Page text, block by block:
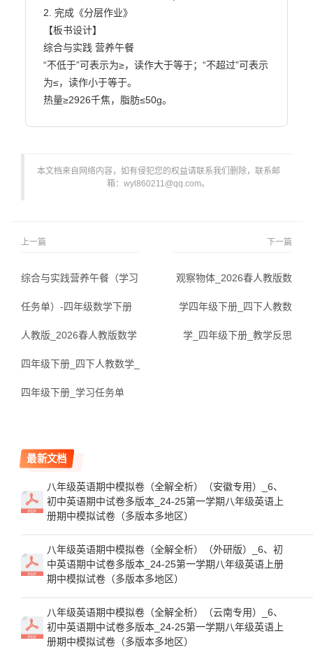
2. 完成《分层作业》
【板书设计】
综合与实践 营养午餐
“不低于”可表示为≥，读作大于等于；“不超过”可表示
为≤，读作小于等于。
热量≥2926千焦，脂肪≤50g。
本文档来自网络内容，如有侵犯您的权益请联系我们删除，联系邮
箱：wyl860211@qq.com。
上一篇
综合与实践营养午餐（学习
任务单）-四年级数学下册
人教版_2026春人教版数学
四年级下册_四下人教数学_
四年级下册_学习任务单
下一篇
观察物体_2026春人教版数
学四年级下册_四下人教数
学_四年级下册_教学反思
最新文档
八年级英语期中模拟卷（全解全析）（安徽专用）_6、
初中英语期中试卷多版本_24-25第一学期八年级英语上
册期中模拟试卷（多版本多地区）
八年级英语期中模拟卷（全解全析）（外研版）_6、初
中英语期中试卷多版本_24-25第一学期八年级英语上册
期中模拟试卷（多版本多地区）
八年级英语期中模拟卷（全解全析）（云南专用）_6、
初中英语期中试卷多版本_24-25第一学期八年级英语上
册期中模拟试卷（多版本多地区）